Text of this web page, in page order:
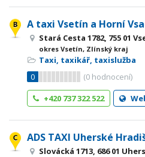
A taxi Vsetín a Horní
Stará Cesta 1782, 755 01
okres Vsetín, Zlínský kraj
Taxi, taxikář, taxislužba
0
(0 hodnocení)
+420 737 322 522
ADS TAXI Uherské
Slovácká 1713, 686 01